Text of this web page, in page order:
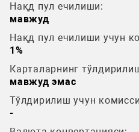
Нақд пул ечилиши:
мавжуд
Нақд пул ечилиши учун
1%
Карталарнинг
мавжуд эмас
Тўлдирилиш учун
-